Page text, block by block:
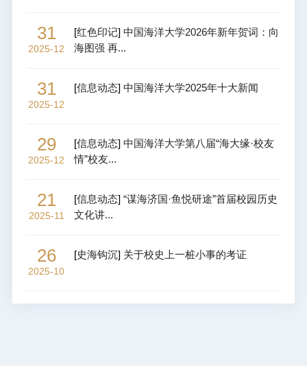
31
2025-12
[红色印记] 中国海洋大学2026年新年贺词：向
海图强 再...
31
2025-12
[信息动态] 中国海洋大学2025年十大新闻
29
2025-12
[信息动态] 中国海洋大学第八届“海大缘·校友
情”校友...
21
2025-11
[信息动态] “谋海济国·鱼悦研途”首届校园历史
文化讲...
26
2025-10
[史海钩沉] 关于校史上一桩小事的考证